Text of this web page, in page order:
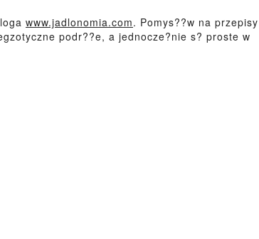
www.jadlonomia.com. Pomys??w na przepisy
podr??e, a jednocze?nie s? proste w